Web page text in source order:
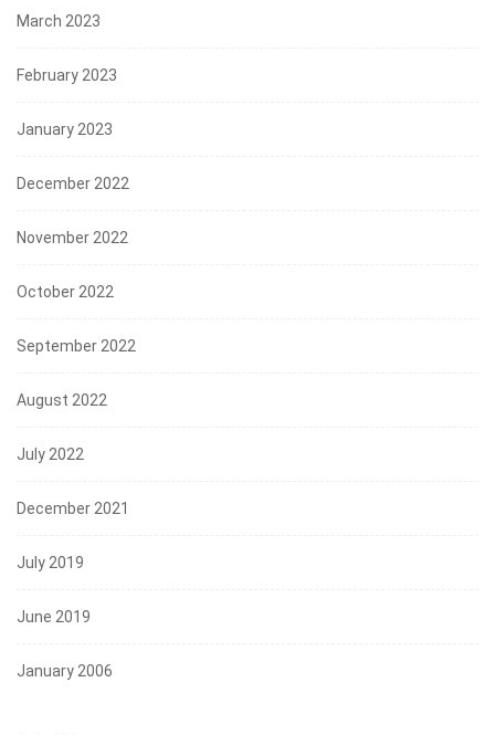
March 2023
February 2023
January 2023
December 2022
November 2022
October 2022
September 2022
August 2022
July 2022
December 2021
July 2019
June 2019
January 2006